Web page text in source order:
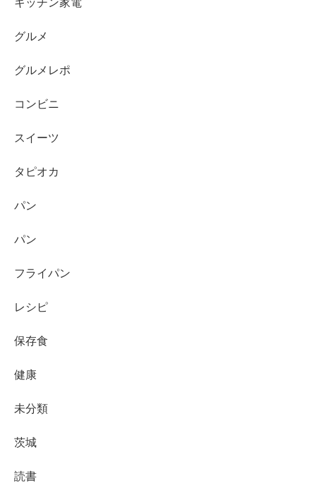
キッチン家電
グルメ
グルメレポ
コンビニ
スイーツ
タピオカ
パン
パン
フライパン
レシピ
保存食
健康
未分類
茨城
読書